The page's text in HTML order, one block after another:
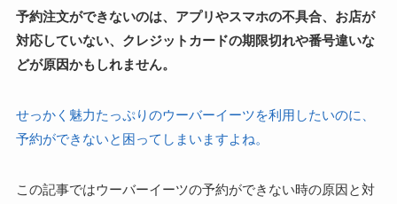
予約注文ができないのは、アプリやスマホの不具合、お店が
対応していない、クレジットカードの期限切れや番号違いな
どが原因かもしれません。
せっかく魅力たっぷりのウーバーイーツを利用したいのに、
予約ができないと困ってしまいますよね。
この記事ではウーバーイーツの予約ができない時の原因と対